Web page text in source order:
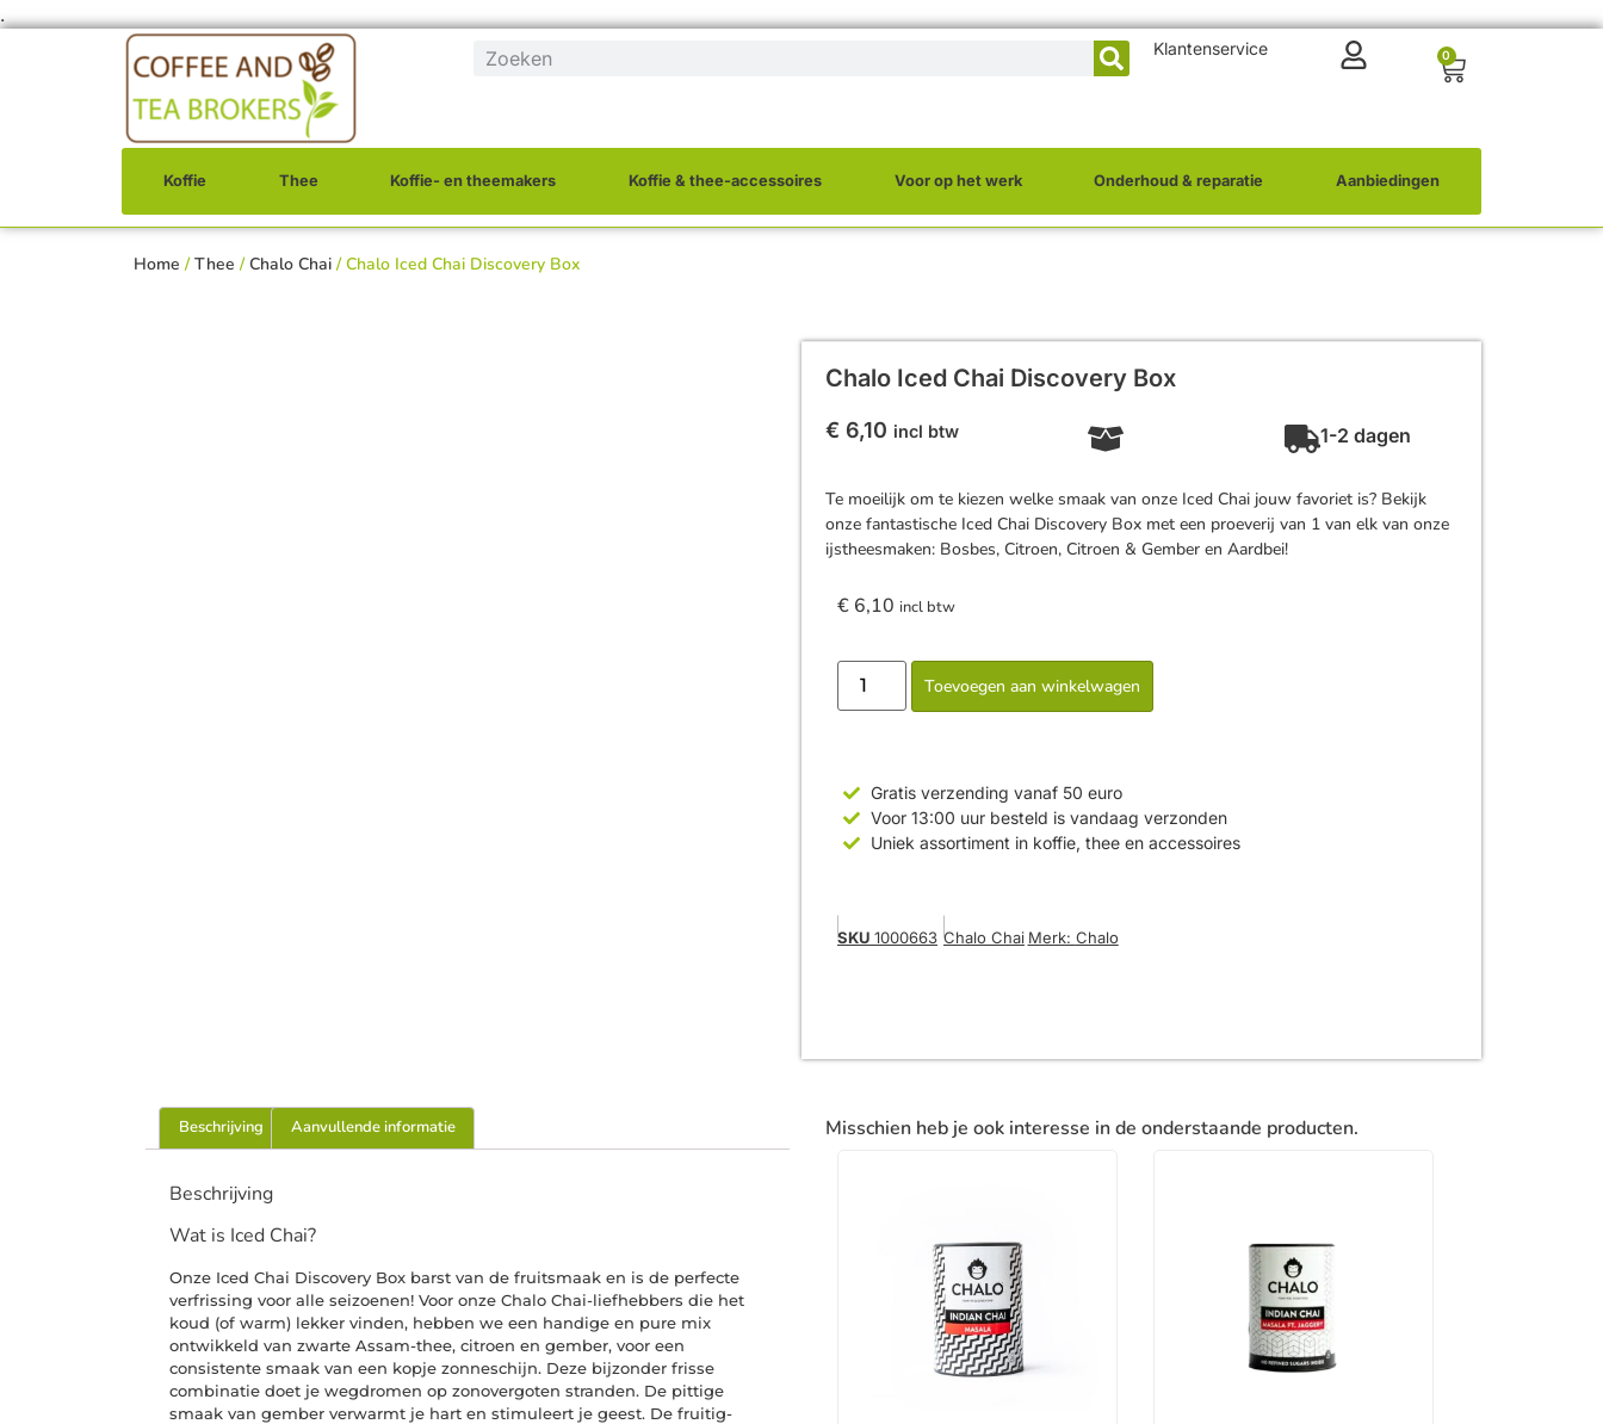
.
Klantenservice 0
Koffie Thee Koffie- en theemakers Koffie & thee-accessoires Voor op het werk Onderhoud & reparatie Aanbiedingen
Home /Thee /Chalo Chai / Chalo Iced Chai Discovery Box
Chalo Iced Chai Discovery Box
€ 6,10 incl btw 1-2 dagen
Te moeilijk om te kiezen welke smaak van onze Iced Chai jouw favoriet is? Bekijk
onze fantastische Iced Chai Discovery Box met een proeverij van 1 van elk van onze
ijstheesmaken: Bosbes, Citroen, Citroen & Gember en Aardbei!
€ 6,10 incl btw
Toevoegen aan winkelwagen
Gratis verzending vanaf 50 euro
Voor 13:00 uur besteld is vandaag verzonden
Uniek assortiment in koffie, thee en accessoires
SKU 1000663 Chalo Chai Merk: Chalo
Beschrijving Aanvullende informatie
Beschrijving
Wat is Iced Chai?
Onze Iced Chai Discovery Box barst van de fruitsmaak en is de perfecte
verfrissing voor alle seizoenen! Voor onze Chalo Chai-liefhebbers die het
koud (of warm) lekker vinden, hebben we een handige en pure mix
ontwikkeld van zwarte Assam-thee, citroen en gember, voor een
consistente smaak van een kopje zonneschijn. Deze bijzonder frisse
combinatie doet je wegdromen op zonovergoten stranden. De pittige
smaak van gember verwarmt je hart en stimuleert je geest. De fruitig-
Misschien heb je ook interesse in de onderstaande producten.